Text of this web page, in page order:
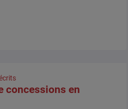
concessions en